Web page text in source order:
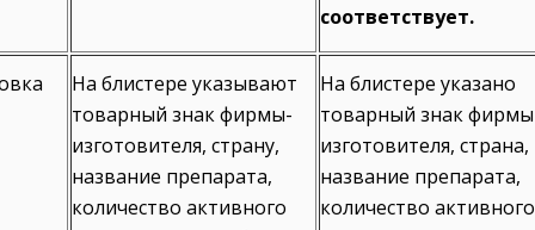
соответствует.
На блистере указывают
товарный знак фирмы-
изготовителя, страну,
название препарата,
количество активного
На блистере указано
товарный знак
изготовителя, страна,
название препарата,
количество активного